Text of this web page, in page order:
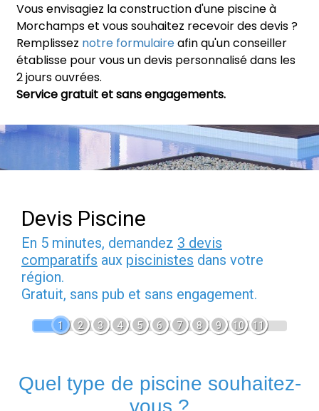
Vous envisagiez la construction d'une piscine à
Morchamps et vous souhaitez recevoir des devis ?
Remplissez notre formulaireafin qu'un conseiller
établisse pour vous un devis personnalisé dans les
2 jours ouvrées.
Service gratuit et sans engagements.
Devis Piscine
En 5 minutes, demandez 3 devis
comparatifs aux piscinistes dans votre
région.
Gratuit, sans pub et sans engagement.
1 2 3 4 5 6 7 8 9 10 11
Quel type de piscine souhaitez-
vous ?